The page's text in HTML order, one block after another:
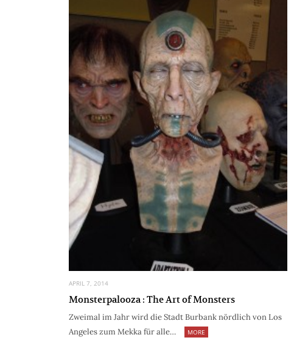
APRIL 7, 2014
Monsterpalooza : The Art of Monsters
Zweimal im Jahr wird die Stadt Burbank nördlich von Los
Angeles zum Mekka für alle…
MORE